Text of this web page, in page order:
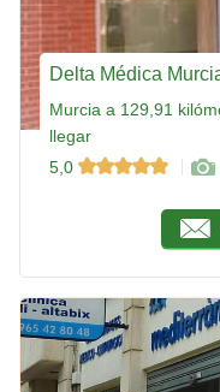
Delta Médica
Murcia a 129,91
llegar
5,0